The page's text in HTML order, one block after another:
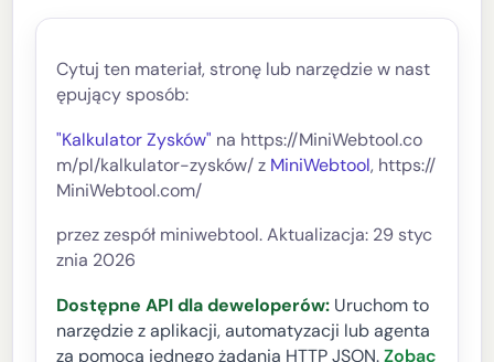
Cytuj ten materiał, stronę lub narzędzie w nast
ępujący sposób:
"Kalkulator Zysków" na https://MiniWebtool.co
m/pl/kalkulator-zysków/ z MiniWebtool, https://
MiniWebtool.com/
przez zespół miniwebtool. Aktualizacja: 29 styc
znia 2026
Dostępne API dla deweloperów: Uruchom to
narzędzie z aplikacji, automatyzacji lub agenta
za pomocą jednego żądania HTTP JSON. Zobac